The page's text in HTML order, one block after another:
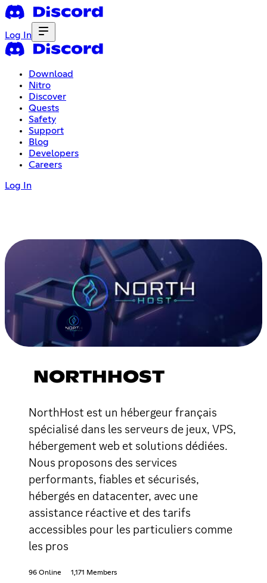
Log In
Download
Nitro
Discover
Quests
Safety
Support
Blog
Developers
Careers
Log In
NORTHHOST
NorthHost est un hébergeur français
spécialisé dans les serveurs de jeux, VPS,
hébergement web et solutions dédiées.
Nous proposons des services
performants, fiables et sécurisés,
hébergés en datacenter, avec une
assistance réactive et des tarifs
accessibles pour les particuliers comme
les pros
96 Online 1,171 Members